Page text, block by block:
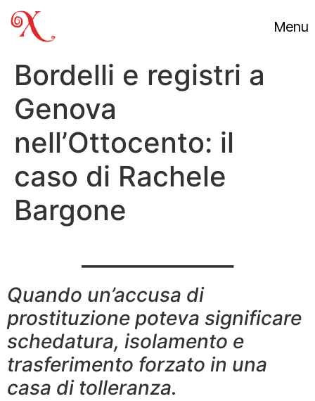
Menu
Bordelli e registri a
Genova
nell’Ottocento: il
caso di Rachele
Bargone
Quando un’accusa di
prostituzione poteva significare
schedatura, isolamento e
trasferimento forzato in una
casa di tolleranza.